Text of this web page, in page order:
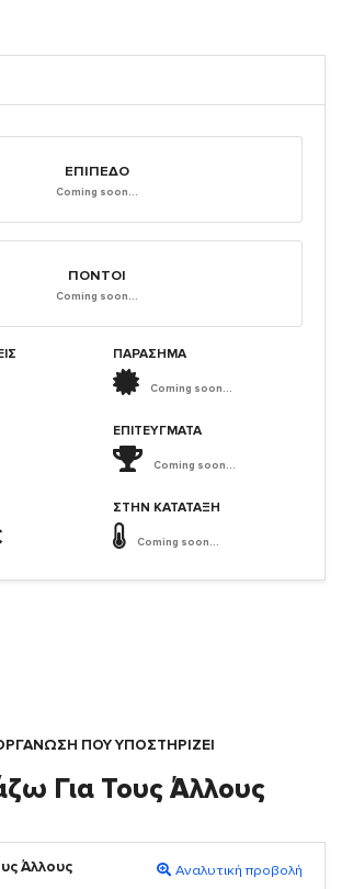
ΕΠΊΠΕΔΟ
Coming soon...
ΠΌΝΤΟΙ
Coming soon...
ΠΑΡΑΣΗΜΑ
Coming soon...
ΕΠΙΤΕΎΓΜΑΤΑ
Coming soon...
ΣΤΗΝ ΚΑΤΆΤΑΞΗ
Coming soon...
ΠΟΥ ΥΠΟΣΤΗΡΙΖΕΙ
Για Τους Άλλους
Άλλους Αναλυτική προβολή